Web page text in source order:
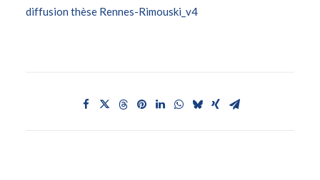
diffusion thèse Rennes-Rimouski_v4